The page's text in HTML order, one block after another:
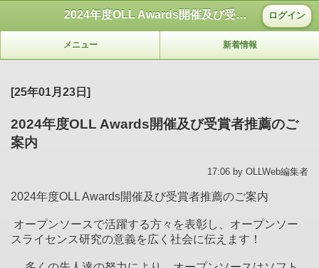
2024年度OLL Awards開催及び受賞者推薦のご案内 ログイン
メニュー 新着情報
[25年01月23日]
2024年度OLL Awards開催及び受賞者推薦のご
案内
17:06 by OLLWeb編集者
2024年度OLL Awards開催及び受賞者推薦のご案内
オープンソースで活躍する方々を表彰し、オープンソー
スライセンス研究の意義を広く社会に伝えます！